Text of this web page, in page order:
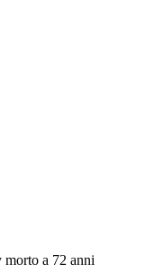
a 72 anni